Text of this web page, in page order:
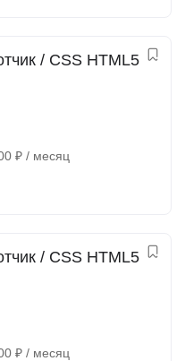
/ CSS HTML5
₽ / месяц
/ CSS HTML5
₽ / месяц